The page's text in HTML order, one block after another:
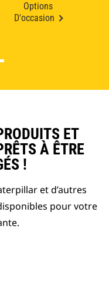
Options
D'occasion
ET
À ÊTRE
!
et d’autres
pour votre